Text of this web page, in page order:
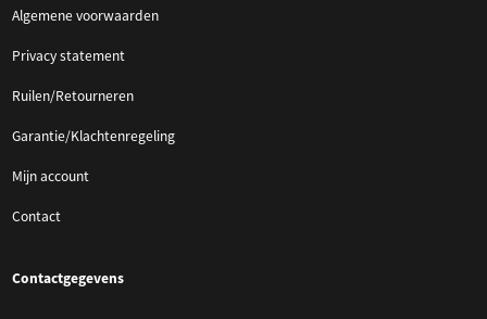
Algemene voorwaarden
Privacy statement
Ruilen/Retourneren
Garantie/Klachtenregeling
Mijn account
Contact
Contactgegevens